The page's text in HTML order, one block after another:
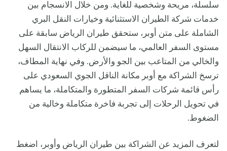
سلسلة، مريحة وشخصية للغاية. ومن خلال الانسجام بين
خدمات شركة الطيران الاستثنائية وخيارات النقل البري
الشاملة على متن أوبر، ستحقق طيران الرياض سابقة على
مستوى السفر العالمي، ما سيضمن للركاب الانتقال السهل
والخالي من المتاعب بين الجو والأرض. وفي نهاية المطاف،
ترسخ الشراكة مع أوبر مكانة الناقل الجوي السعودي على
رأس قائمة شركات السفر المتطورة والمتكاملة، ما يساهم
في تحويل الرحلات إلى تجربة فاخرة متكاملة وخالية من
الضغوط.
لتعرف المزيد عن الشراكة بين طيران الرياض وأوبر، اضغط